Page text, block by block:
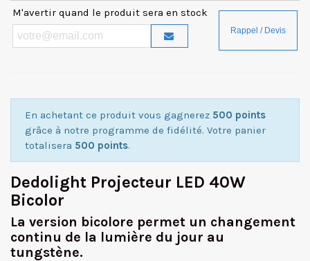
M'avertir quand le produit sera en stock
En achetant ce produit vous gagnerez 500 points
grâce à notre programme de fidélité. Votre panier
totalisera 500 points.
Dedolight Projecteur LED 40W
Bicolor
La version bicolore permet un changement
continu de la lumière du jour au
tungstène.